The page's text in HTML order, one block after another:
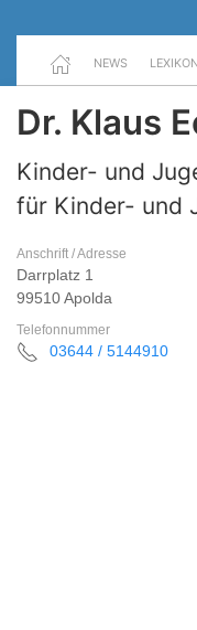
NEWS LEXIKON
Dr. Klaus
Kinder- und
für Kinder- und
Anschrift / Adresse
Darrplatz 1
99510 Apolda
Telefonnummer
03644 / 5144910